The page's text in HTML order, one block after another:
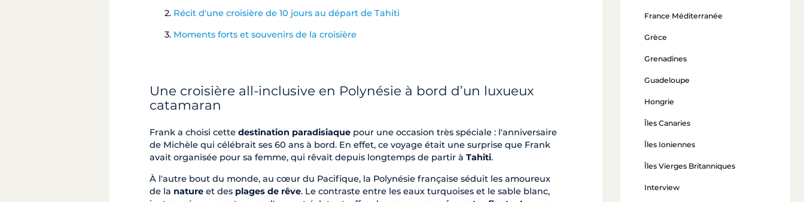
Récit d'une croisière de 10 jours au départ de Tahiti
Moments forts et souvenirs de la croisière
Une croisière all-inclusive en Polynésie à bord d’un luxueux
catamaran
Frank a choisi cette destination paradisiaque pour une occasion très spéciale : l'anniversaire
de Michèle qui célébrait ses 60 ans à bord. En effet, ce voyage était une surprise que Frank
avait organisée pour sa femme, qui rêvait depuis longtemps de partir à Tahiti.
À l'autre bout du monde, au cœur du Pacifique, la Polynésie française séduit les amoureux
de la nature et des plages de rêve. Le contraste entre les eaux turquoises et le sable blanc,
France Méditerranée
Grèce
Grenadines
Guadeloupe
Hongrie
Îles Canaries
Îles Ioniennes
Îles Vierges Britanniques
Interview